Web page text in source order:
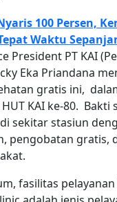
100 Persen,
Waktu
President PT KAI
Eka Priandana
gratis ini,
KAI ke-80. Bakti
sekitar stasiun
pengobatan gratis,
fasilitas